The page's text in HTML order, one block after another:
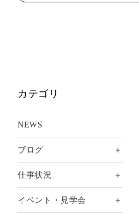
カテゴリ
NEWS
ブログ ＋
仕事状況 ＋
イベント・見学会 ＋